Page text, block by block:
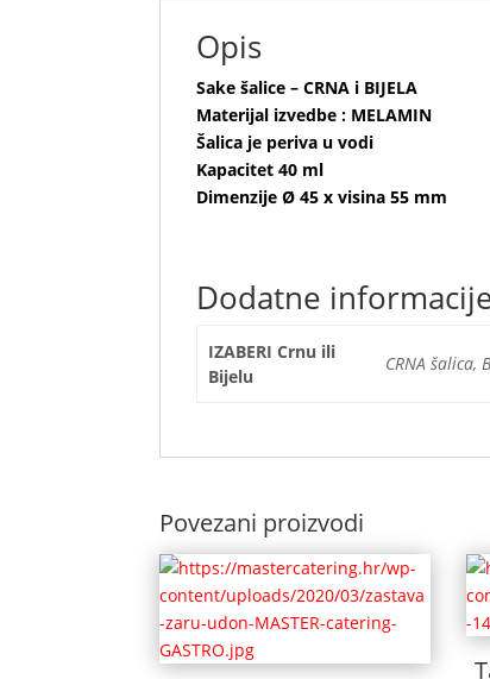
Opis
Sake šalice – CRNA i BIJELA
Materijal izvedbe : MELAMIN
Šalica je periva u vodi
Kapacitet 40 ml
Dimenzije Ø 45 x visina 55 mm
Dodatne
IZABERI Crnu ili
Bijelu
CRNA šalica,
Povezani proizvodi